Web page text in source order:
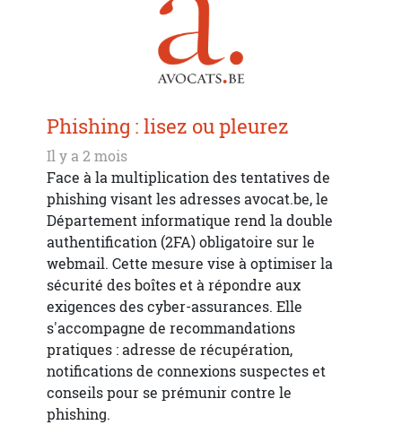
Phishing : lisez ou pleurez
Il y a 2 mois
Face à la multiplication des tentatives de
phishing visant les adresses avocat.be, le
Département informatique rend la double
authentification (2FA) obligatoire sur le
webmail. Cette mesure vise à optimiser la
sécurité des boîtes et à répondre aux
exigences des cyber-assurances. Elle
s'accompagne de recommandations
pratiques : adresse de récupération,
notifications de connexions suspectes et
conseils pour se prémunir contre le
phishing.